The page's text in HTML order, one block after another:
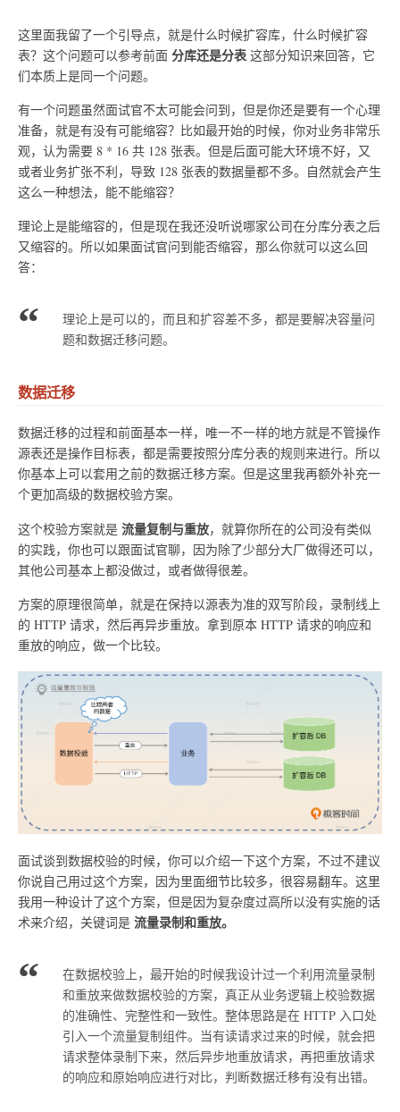
这里面我留了一个引导点，就是什么时候扩容库，什么时候扩容
表？这个问题可以参考前面 分库还是分表 这部分知识来回答，它
们本质上是同一个问题。
有一个问题虽然面试官不太可能会问到，但是你还是要有一个心理
准备，就是有没有可能缩容？比如最开始的时候，你对业务非常乐
观，认为需要 8 * 16 共 128 张表。但是后面可能大环境不好，又
或者业务扩张不利，导致 128 张表的数据量都不多。自然就会产生
这么一种想法，能不能缩容？
理论上是能缩容的，但是现在我还没听说哪家公司在分库分表之后
又缩容的。所以如果面试官问到能否缩容，那么你就可以这么回
答：
理论上是可以的，而且和扩容差不多，都是要解决容量问
题和数据迁移问题。
数据迁移
数据迁移的过程和前面基本一样，唯一不一样的地方就是不管操作
源表还是操作目标表，都是需要按照分库分表的规则来进行。所以
你基本上可以套用之前的数据迁移方案。但是这里我再额外补充一
个更加高级的数据校验方案。
这个校验方案就是 流量复制与重放，就算你所在的公司没有类似
的实践，你也可以跟面试官聊，因为除了少部分大厂做得还可以，
其他公司基本上都没做过，或者做得很差。
方案的原理很简单，就是在保持以源表为准的双写阶段，录制线上
的 HTTP 请求，然后再异步重放。拿到原本 HTTP 请求的响应和
重放的响应，做一个比较。
面试谈到数据校验的时候，你可以介绍一下这个方案，不过不建议
你说自己用过这个方案，因为里面细节比较多，很容易翻车。这里
我用一种设计了这个方案，但是因为复杂度过高所以没有实施的话
术来介绍，关键词是 流量录制和重放。
在数据校验上，最开始的时候我设计过一个利用流量录制
和重放来做数据校验的方案，真正从业务逻辑上校验数据
的准确性、完整性和一致性。整体思路是在 HTTP 入口处
引入一个流量复制组件。当有读请求过来的时候，就会把
请求整体录制下来，然后异步地重放请求，再把重放请求
的响应和原始响应进行对比，判断数据迁移有没有出错。